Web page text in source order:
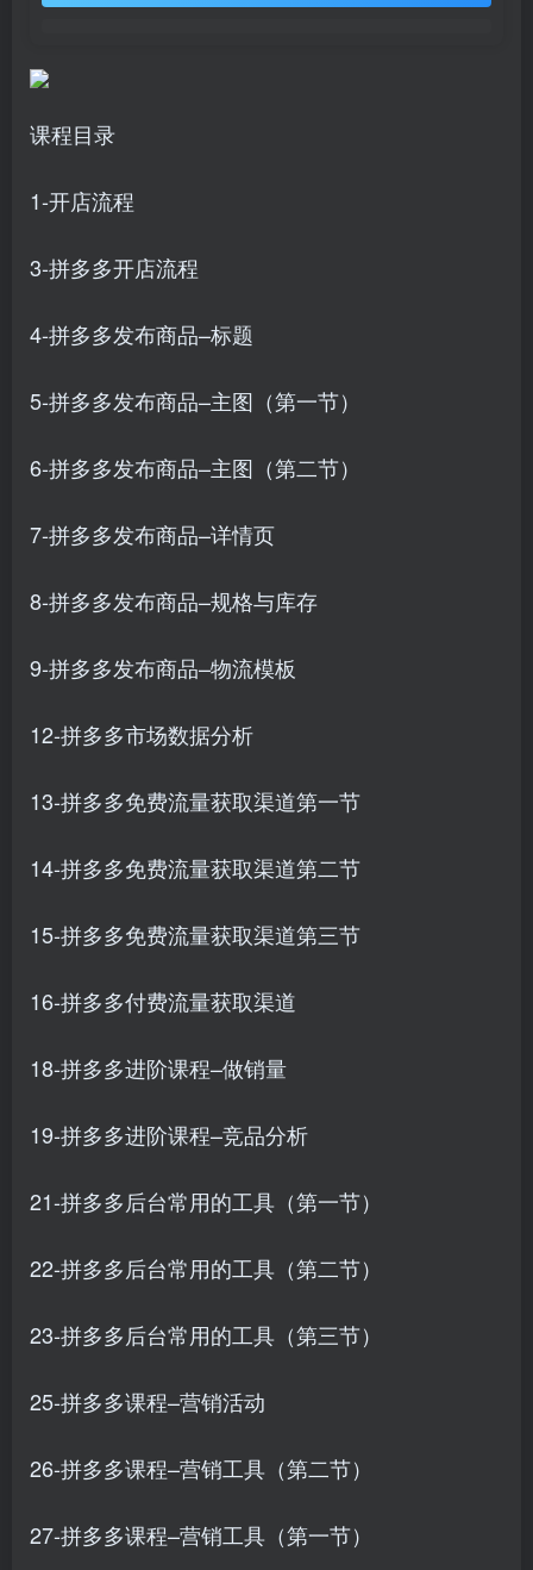
课程目录
1-开店流程
3-拼多多开店流程
4-拼多多发布商品–标题
5-拼多多发布商品–主图（第一节）
6-拼多多发布商品–主图（第二节）
7-拼多多发布商品–详情页
8-拼多多发布商品–规格与库存
9-拼多多发布商品–物流模板
12-拼多多市场数据分析
13-拼多多免费流量获取渠道第一节
14-拼多多免费流量获取渠道第二节
15-拼多多免费流量获取渠道第三节
16-拼多多付费流量获取渠道
18-拼多多进阶课程–做销量
19-拼多多进阶课程–竞品分析
21-拼多多后台常用的工具（第一节）
22-拼多多后台常用的工具（第二节）
23-拼多多后台常用的工具（第三节）
25-拼多多课程–营销活动
26-拼多多课程–营销工具（第二节）
27-拼多多课程–营销工具（第一节）